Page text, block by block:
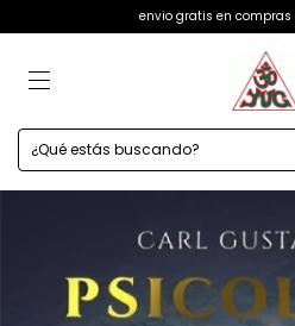
envio gratis en compras